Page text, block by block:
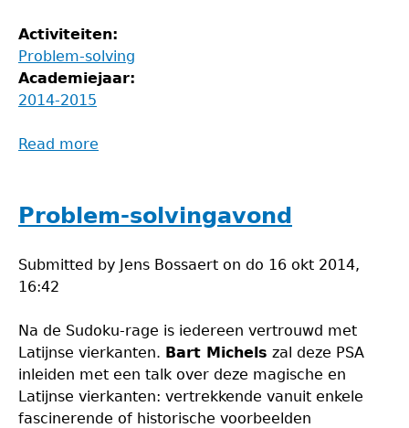
Activiteiten:
Problem-solving
Academiejaar:
2014-2015
Read more
Problem-solvingavond
Submitted by Jens Bossaert on do 16 okt 2014,
16:42
Na de Sudoku-rage is iedereen vertrouwd met
Latijnse vierkanten. Bart Michels zal deze PSA
inleiden met een talk over deze magische en
Latijnse vierkanten: vertrekkende vanuit enkele
fascinerende of historische voorbeelden